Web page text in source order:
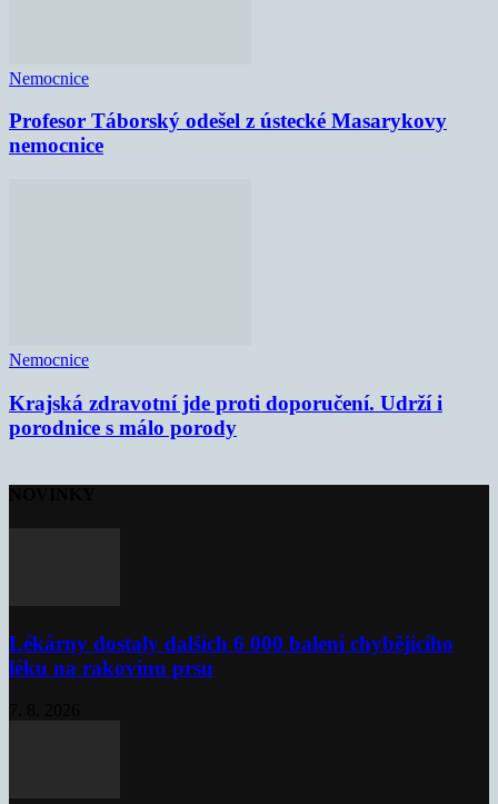
Nemocnice
Profesor Táborský odešel z ústecké Masarykovy
nemocnice
Nemocnice
Krajská zdravotní jde proti doporučení. Udrží i
porodnice s málo porody
Lékárny dostaly dalších 6 000 balení chybějícího
léku na rakovinu prsu